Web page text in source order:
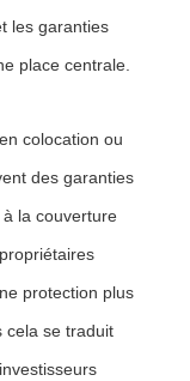
les garanties
place centrale.
colocation ou
des garanties
la couverture
protection plus
cela se traduit